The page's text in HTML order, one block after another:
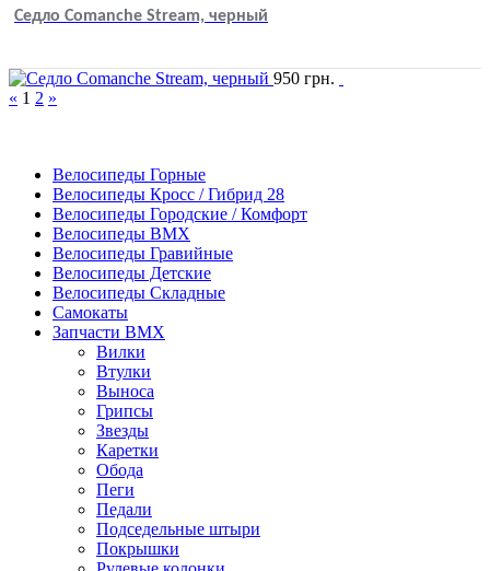
Седло Comanche Stream, черный
950 грн.
« 1 2 »
Велосипеды Горные
Велосипеды Кросс / Гибрид 28
Велосипеды Городские / Комфорт
Велосипеды BMX
Велосипеды Гравийные
Велосипеды Детские
Велосипеды Складные
Самокаты
Запчасти BMX
Вилки
Втулки
Выноса
Грипсы
Звезды
Каретки
Обода
Пеги
Педали
Подседельные штыри
Покрышки